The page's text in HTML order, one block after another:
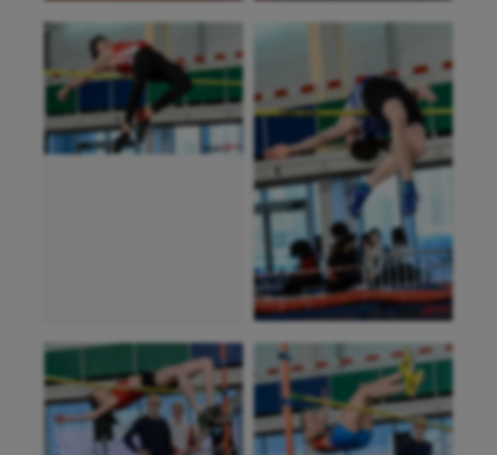
Jeux Olympiques et Paralympiques
Kayak-polo
Korfbal
Longue paume
Natation artistique
Omnisports
Outdoor
Paddle